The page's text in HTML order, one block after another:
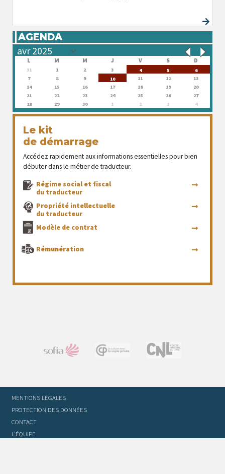
AGENDA
L M M J V S D
31 1 2 3 4 5
6
7
8 9 10 11 12
13
14
15 16 17 18 19
20
21
22 23 24 25 26
27
28
29 30 1 2 3 4
Le kit
de démarrage
Accédez rapidement aux informations essentielles pour bien
débuter dans le métier de traducteur.
Régime social et fiscal
du traducteur
Propriété intellectuelle
du traducteur
Modèle de contrat
Rémunération
MENTIONS LÉGALES
PROTECTION DES DONNÉES
CONTACT
L’ÉQUIPE